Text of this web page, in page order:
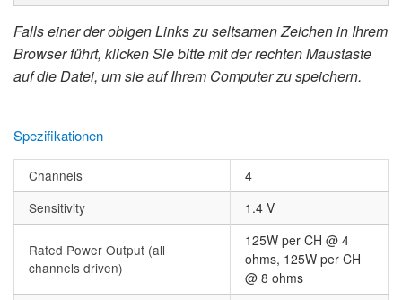
Falls einer der obigen Links zu seltsamen Zeichen in Ihrem
Browser führt, klicken Sie bitte mit der rechten Maustaste
auf die Datei, um sie auf Ihrem Computer zu speichern.
Spezifikationen
Channels
4
Sensitivity
1.4 V
Rated Power Output (all
channels driven)
125W per CH @ 4
ohms, 125W per CH
@ 8 ohms